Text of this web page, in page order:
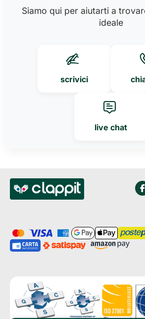
Siamo qui per aiutarti a
ideale
scrivici
live chat